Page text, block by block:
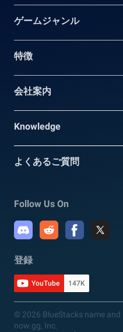
ゲームジャンル
特徴
会社案内
Knowledge
よくあるご質問
Follow Us On
登録
YouTube 147K
© 2026 BlueStacks name
now.gg, Inc.